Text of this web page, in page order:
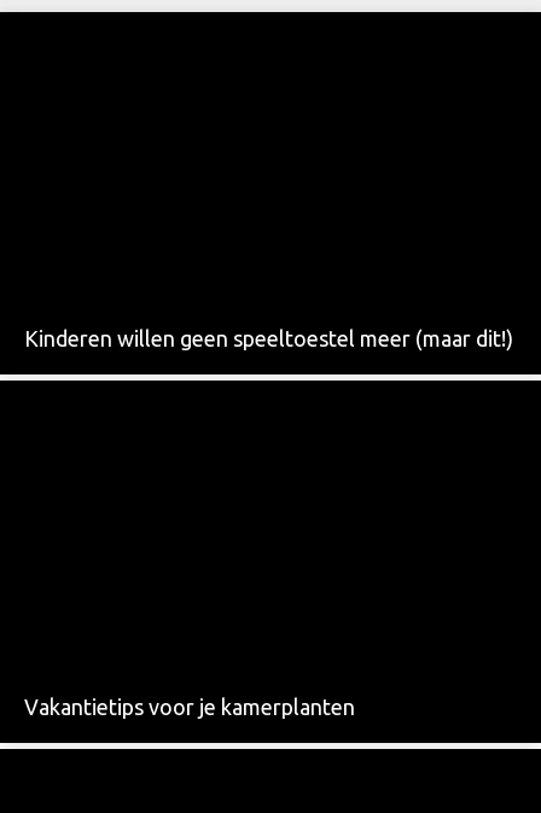
Kinderen willen geen speeltoestel meer (maar dit!)
Vakantietips voor je kamerplanten